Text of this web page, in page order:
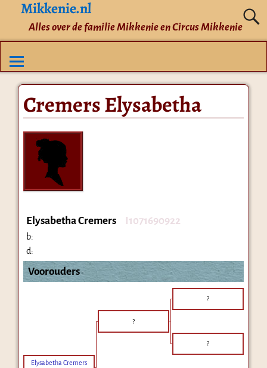
Mikkenie.nl
Alles over de familie Mikkenie en Circus Mikkenie
Cremers Elysabetha
Elysabetha Cremers I1071690922
b:
d:
Voorouders
?
?
?
Elysabetha Cremers